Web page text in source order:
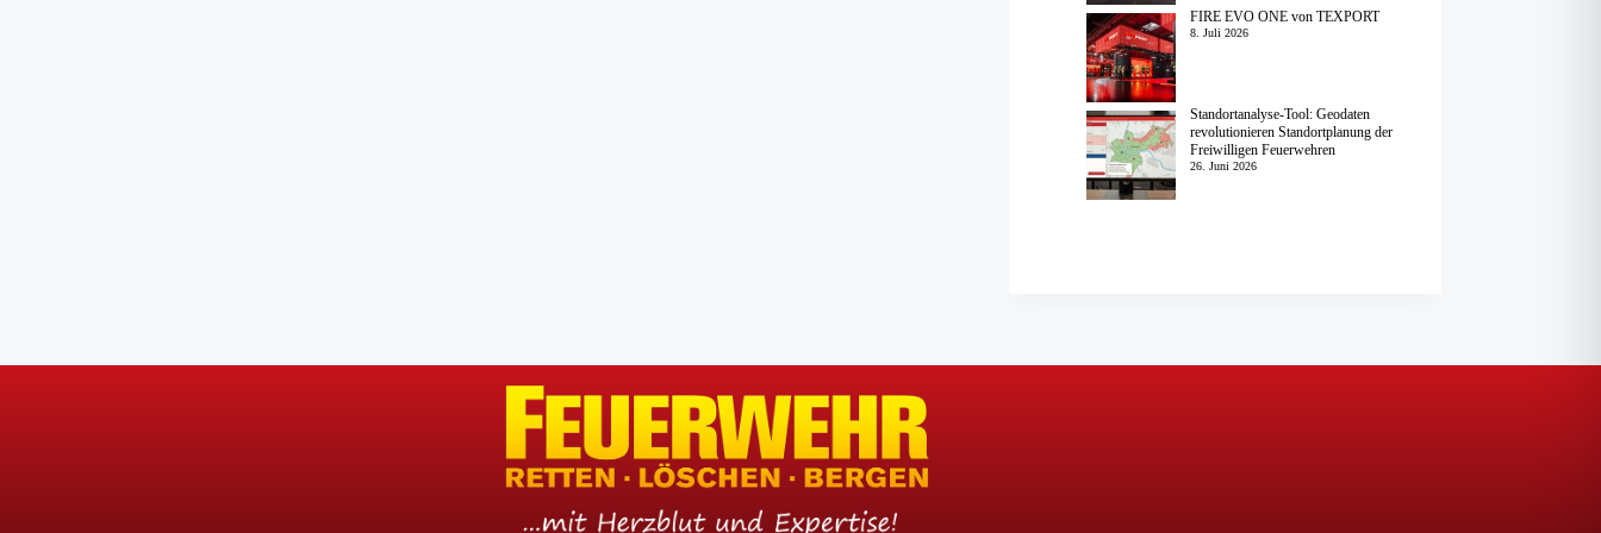
FIRE EVO ONE von TEXPORT
8. Juli 2026
Standortanalyse-Tool: Geodaten
revolutionieren Standortplanung der
Freiwilligen Feuerwehren
26. Juni 2026